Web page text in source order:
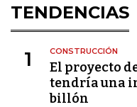
TENDENCIAS
1 CONSTRUCCIÓN
El proyecto
tendría una
billón